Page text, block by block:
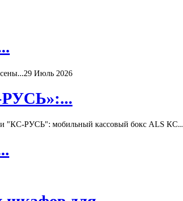
29 Июль 2026
РУСЬ»:...
"КС-РУСЬ": мобильный кассовый бокс ALS КС...